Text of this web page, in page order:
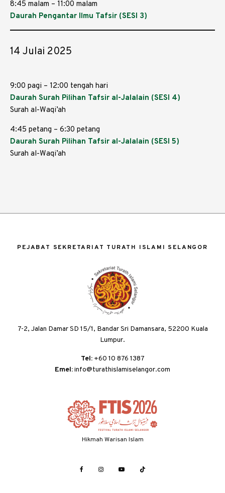
8:45 malam – 11:00 malam
Daurah Pengantar Ilmu Tafsir (SESI 3)
14 Julai 2025
9:00 pagi – 12:00 tengah hari
Daurah Surah Pilihan Tafsir al-Jalalain (SESI 4)
Surah al-Waqi’ah
4:45 petang – 6:30 petang
Daurah Surah Pilihan Tafsir al-Jalalain (SESI 5)
Surah al-Waqi’ah
PEJABAT SEKRETARIAT TURATH ISLAMI SELANGOR
7-2, Jalan Damar SD 15/1, Bandar Sri Damansara, 52200 Kuala
Lumpur.
Tel:+60 10 876 1387
Emel:info@turathislamiselangor.com
Hikmah Warisan Islam